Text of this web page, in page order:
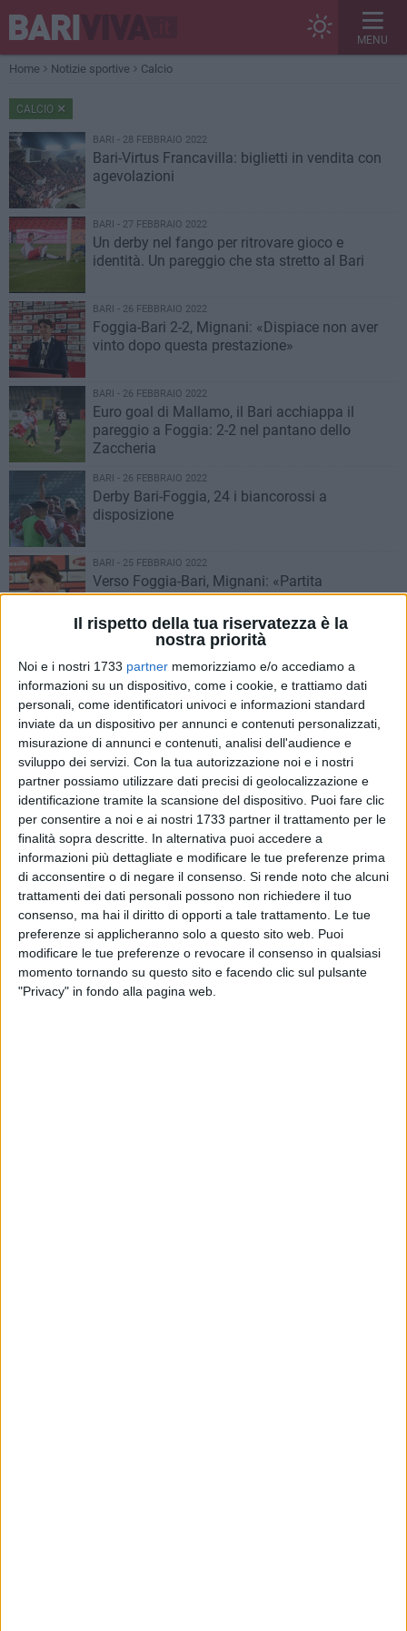
Il rispetto della tua riservatezza è la
nostra priorità
Noi e i nostri 1733 partner memorizziamo e/o accediamo a
informazioni su un dispositivo, come i cookie, e trattiamo dati
personali, come identificatori univoci e informazioni standard
inviate da un dispositivo per annunci e contenuti personalizzati,
misurazione di annunci e contenuti, analisi dell'audience e
sviluppo dei servizi. Con la tua autorizzazione noi e i nostri
partner possiamo utilizzare dati precisi di geolocalizzazione e
identificazione tramite la scansione del dispositivo. Puoi fare clic
per consentire a noi e ai nostri 1733 partner il trattamento per le
finalità sopra descritte. In alternativa puoi accedere a
informazioni più dettagliate e modificare le tue preferenze prima
di acconsentire o di negare il consenso. Si rende noto che alcuni
trattamenti dei dati personali possono non richiedere il tuo
consenso, ma hai il diritto di opporti a tale trattamento. Le tue
preferenze si applicheranno solo a questo sito web. Puoi
modificare le tue preferenze o revocare il consenso in qualsiasi
momento tornando su questo sito e facendo clic sul pulsante
"Privacy" in fondo alla pagina web.
MENU
Home Notizie sportive Calcio
CALCIO
BARI - 28 FEBBRAIO 2022
Bari-Virtus Francavilla: biglietti in vendita con
agevolazioni
BARI - 27 FEBBRAIO 2022
Un derby nel fango per ritrovare gioco e
identità. Un pareggio che sta stretto al Bari
BARI - 26 FEBBRAIO 2022
Foggia-Bari 2-2, Mignani: «Dispiace non aver
vinto dopo questa prestazione»
BARI - 26 FEBBRAIO 2022
Euro goal di Mallamo, il Bari acchiappa il
pareggio a Foggia: 2-2 nel pantano dello
Zaccheria
BARI - 26 FEBBRAIO 2022
Derby Bari-Foggia, 24 i biancorossi a
disposizione
BARI - 25 FEBBRAIO 2022
Verso Foggia-Bari, Mignani: «Partita
importante come le altre. Gioco di Zeman?
Preferisco equilibrio»
BARI - 24 FEBBRAIO 2022
Foggia-Bari, trasferta vietata ai residenti
nell'area metropolitana e nella provincia Bat
BARI - 23 FEBBRAIO 2022
Tre punti per scacciare i fantasmi, il Bari
risponde alla crisi da squadra
BARI - 23 FEBBRAIO 2022
Bari-Picerno 1-0, Mignani: «Squadra viva,
l’abbiamo dimostrato». D’Errico: «Quando
sbaglio lo ammetto»
BARI - 22 FEBBRAIO 2022
Antenucci-goal, il Bari torna a vincere: 1-0 sul
Picerno al San Nicola. Biancorossi a +6
BARI - 20 FEBBRAIO 2022
Bari, ora è crisi. Tutti in ritiro per ritrovare spirito